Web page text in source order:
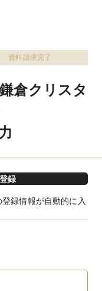
資料請求完了
倉クリスタ
録
録情報が自動的に入